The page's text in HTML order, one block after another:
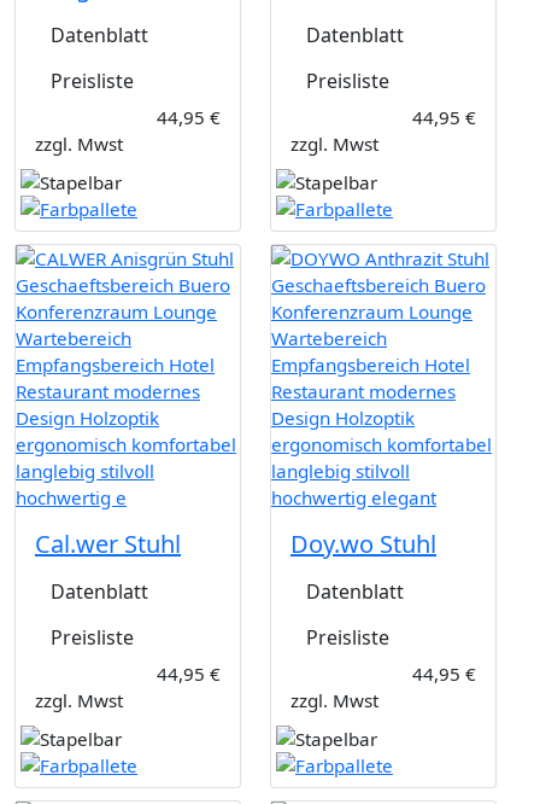
Datenblatt
Preisliste
44,95 €
zzgl. Mwst
Datenblatt
Preisliste
44,95 €
zzgl. Mwst
Cal.wer Stuhl
Datenblatt
Preisliste
44,95 €
zzgl. Mwst
Doy.wo Stuhl
Datenblatt
Preisliste
44,95 €
zzgl. Mwst